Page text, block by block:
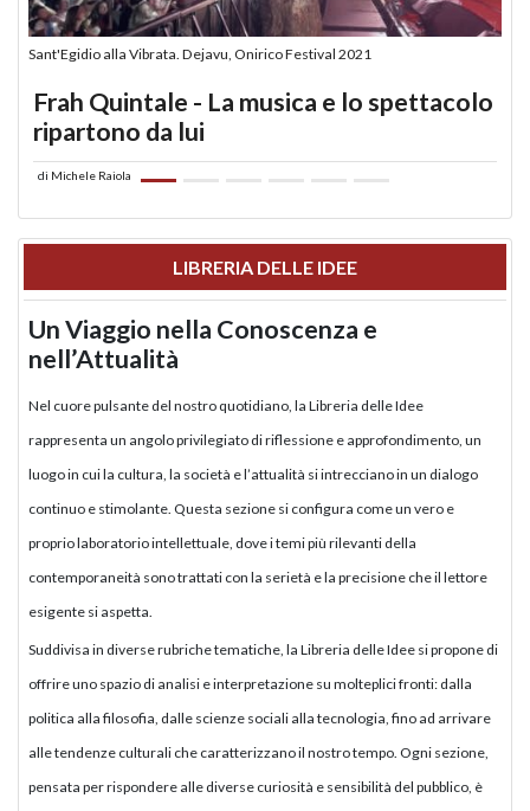
Sant'Egidio alla Vibrata. Dejavu, Onirico Festival 2021
Frah Quintale - La musica e lo spettacolo
ripartono da lui
di Michele Raiola
LIBRERIA DELLE IDEE
Un Viaggio nella Conoscenza e
nell’Attualità
Nel cuore pulsante del nostro quotidiano, la Libreria delle Idee
rappresenta un angolo privilegiato di riflessione e approfondimento, un
luogo in cui la cultura, la società e l’attualità si intrecciano in un dialogo
continuo e stimolante. Questa sezione si configura come un vero e
proprio laboratorio intellettuale, dove i temi più rilevanti della
contemporaneità sono trattati con la serietà e la precisione che il lettore
esigente si aspetta.
Suddivisa in diverse rubriche tematiche, la Libreria delle Idee si propone di
offrire uno spazio di analisi e interpretazione su molteplici fronti: dalla
politica alla filosofia, dalle scienze sociali alla tecnologia, fino ad arrivare
alle tendenze culturali che caratterizzano il nostro tempo. Ogni sezione,
pensata per rispondere alle diverse curiosità e sensibilità del pubblico, è